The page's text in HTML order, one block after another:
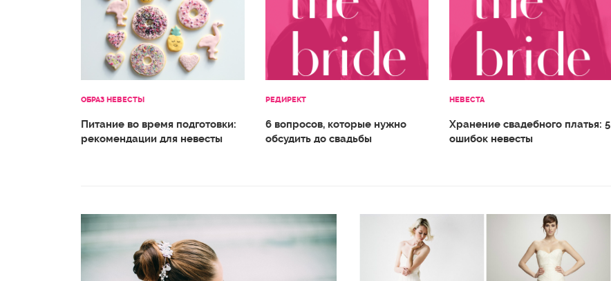
ОБРАЗ НЕВЕСТЫ
Питание во время подготовки:
рекомендации для невесты
РЕДИРЕКТ
6 вопросов, которые нужно
обсудить до свадьбы
НЕВЕСТА
Хранение свадебного платья: 5
ошибок невесты